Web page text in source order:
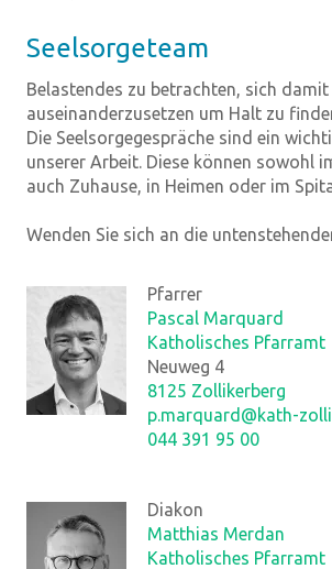
Seel­sor­ge­team
Belastendes zu betrachten, sich damit
auseinanderzusetzen um Halt zu
Die Seelsorgegespräche sind ein
unserer Arbeit. Diese können sowohl
auch Zuhause, in Heimen oder im
Wenden Sie sich an die
Pfarrer
Pascal Marquard
Katholisches Pfarramt
Neuweg 4
8125 Zollikerberg
p.marquard@kath-
044 391 95 00
Diakon
Matthias Merdan
Katholisches Pfarramt